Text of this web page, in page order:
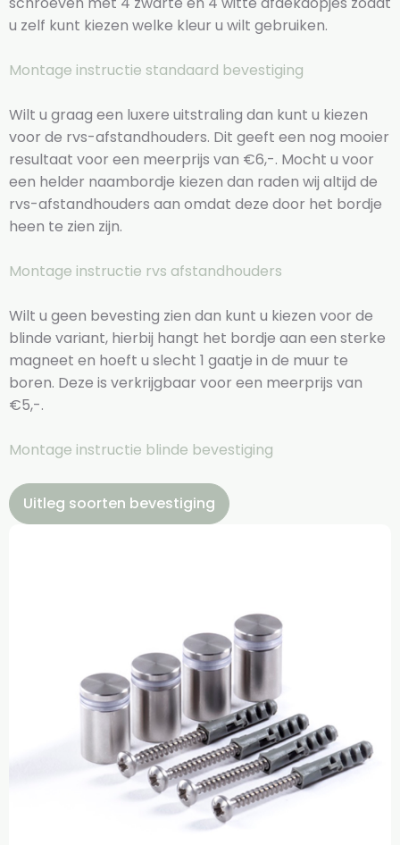
u zelf kunt kiezen welke kleur u wilt gebruiken.
Montage instructie standaard bevestiging
Wilt u graag een luxere uitstraling dan kunt u kiezen
voor de rvs-afstandhouders. Dit geeft een nog mooier
resultaat voor een meerprijs van €6,-. Mocht u voor
een helder naambordje kiezen dan raden wij altijd de
rvs-afstandhouders aan omdat deze door het bordje
heen te zien zijn.
Montage instructie rvs afstandhouders
Wilt u geen bevesting zien dan kunt u kiezen voor de
blinde variant, hierbij hangt het bordje aan een sterke
magneet en hoeft u slecht 1 gaatje in de muur te
boren. Deze is verkrijgbaar voor een meerprijs van
€5,-.
Montage instructie blinde bevestiging
Uitleg soorten bevestiging